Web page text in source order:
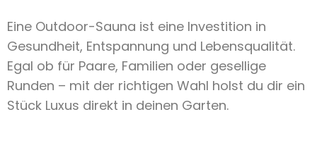
Eine Outdoor-Sauna ist eine Investition in
Gesundheit, Entspannung und Lebensqualität.
Egal ob für Paare, Familien oder gesellige
Runden – mit der richtigen Wahl holst du dir ein
Stück Luxus direkt in deinen Garten.